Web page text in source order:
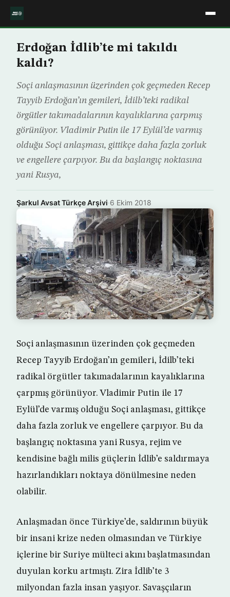
Erdoğan İdlib’te mi takıldı
kaldı?
Soçi anlaşmasının üzerinden çok geçmeden Recep
Tayyib Erdoğan’ın gemileri, İdilb’teki radikal
örgütler takımadalarının kayalıklarına çarpmış
görünüyor. Vladimir Putin ile 17 Eylül’de varmış
olduğu Soçi anlaşması, gittikçe daha fazla zorluk
ve engellere çarpıyor. Bu da başlangıç noktasına
yani Rusya,
Şarkul Avsat Türkçe Arşivi·6 Ekim 2018
Soçi anlaşmasının üzerinden çok geçmeden
Recep Tayyib Erdoğan’ın gemileri, İdilb’teki
radikal örgütler takımadalarının kayalıklarına
çarpmış görünüyor. Vladimir Putin ile 17
Eylül’de varmış olduğu Soçi anlaşması, gittikçe
daha fazla zorluk ve engellere çarpıyor. Bu da
başlangıç noktasına yani Rusya, rejim ve
kendisine bağlı milis güçlerin İdlib’e saldırmaya
hazırlandıkları noktaya dönülmesine neden
olabilir.
Anlaşmadan önce Türkiye’de, saldırının büyük
bir insani krize neden olmasından ve Türkiye
içlerine bir Suriye mülteci akını başlatmasından
duyulan korku artmıştı. Zira İdlib’te 3
milyondan fazla insan yaşıyor. Savaşçıların